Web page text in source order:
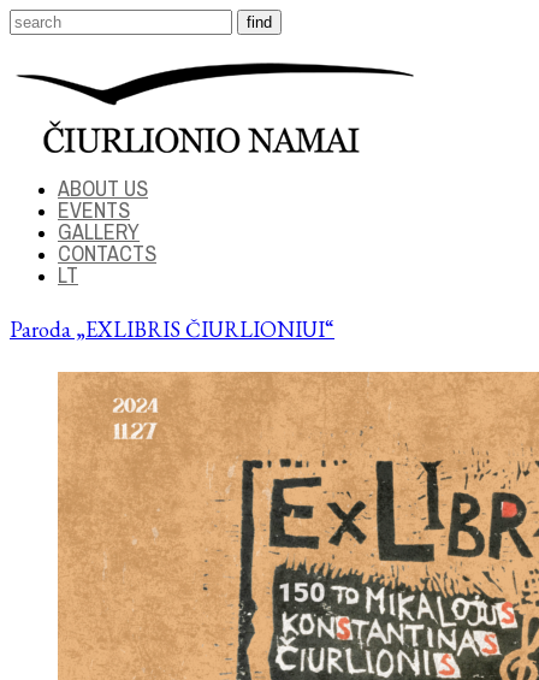
ABOUT US
EVENTS
GALLERY
CONTACTS
LT
Paroda „EXLIBRIS ČIURLIONIUI“